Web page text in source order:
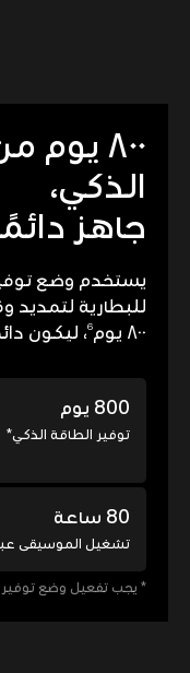
٨٠٠
الذكي،
جاهز
يستخدم وضع
للبطارية لتمديد
٨٠٠ يوم
6، ليكون
800 يوم
توفير الطاقة الذكي*
80 ساعة
تشغيل الموسيقى عبر
* يجب تفعيل وضع توفير